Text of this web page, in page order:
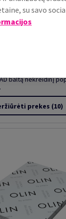
baltą nekreidinį
prekes (10)
su savo